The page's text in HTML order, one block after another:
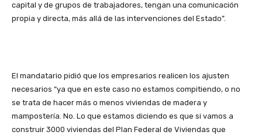
capital y de grupos de trabajadores, tengan una comunicación
propia y directa, más allá de las intervenciones del Estado”.
El mandatario pidió que los empresarios realicen los ajusten
necesarios “ya que en este caso no estamos compitiendo, o no
se trata de hacer más o menos viviendas de madera y
mampostería. No. Lo que estamos diciendo es que si vamos a
construir 3000 viviendas del Plan Federal de Viviendas que